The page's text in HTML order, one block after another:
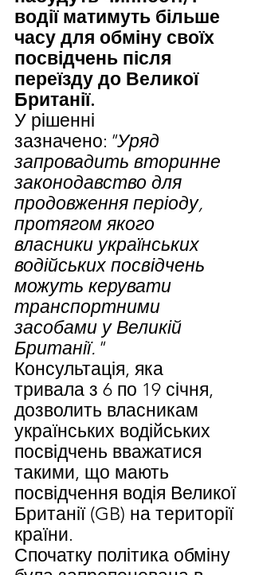
водії матимуть більше
часу для обміну своїх
посвідчень після
переїзду до Великої
Британії.
У рішенні
зазначено: "Уряд
запровадить вторинне
законодавство для
продовження періоду,
протягом якого
власники українських
водійських посвідчень
можуть керувати
транспортними
засобами у Великій
Британії."
Консультація, яка
тривала з 6 по 19 січня,
дозволить власникам
українських водійських
посвідчень вважатися
такими, що мають
посвідчення водія Великої
Британії (GB) на території
країни.
Спочатку політика обміну